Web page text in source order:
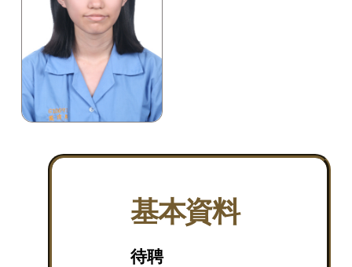
基本資料
待聘